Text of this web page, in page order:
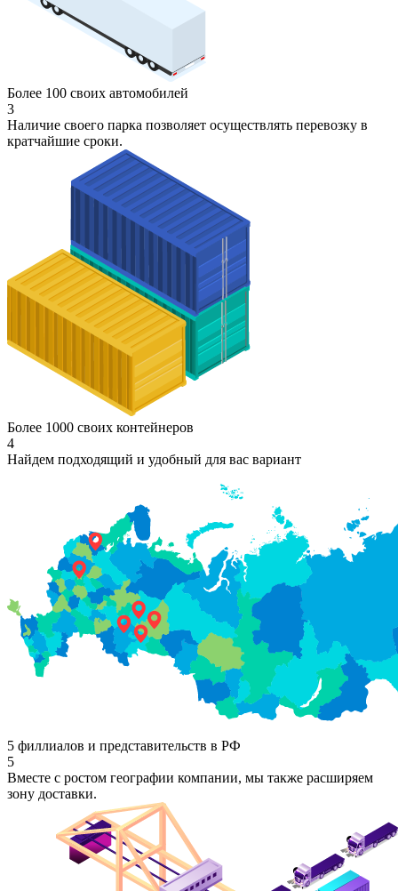
Более 100 своих автомобилей
3
Наличие своего парка позволяет осуществлять перевозку в
кратчайшие сроки.
Более 1000 своих контейнеров
4
Найдем подходящий и удобный для вас вариант
5 филлиалов и представительств в РФ
5
Вместе с ростом географии компании, мы также расширяем
зону доставки.